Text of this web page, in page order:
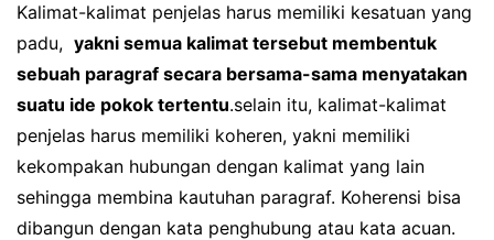
Kalimat-kalimat penjelas harus memiliki kesatuan yang
padu, yakni semua kalimat tersebut membentuk
sebuah paragraf secara bersama-sama menyatakan
suatu ide pokok tertentu.selain itu, kalimat-kalimat
penjelas harus memiliki koheren, yakni memiliki
kekompakan hubungan dengan kalimat yang lain
sehingga membina kautuhan paragraf. Koherensi bisa
dibangun dengan kata penghubung atau kata acuan.